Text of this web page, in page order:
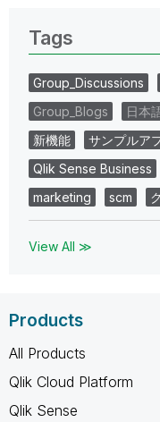
Tags
Group_Discussions
Group_Blogs
日本
新機能
サンプルア
Qlik Sense Business
marketing
scm
View All ≫
Products
All Products
Qlik Cloud Platform
Qlik Sense